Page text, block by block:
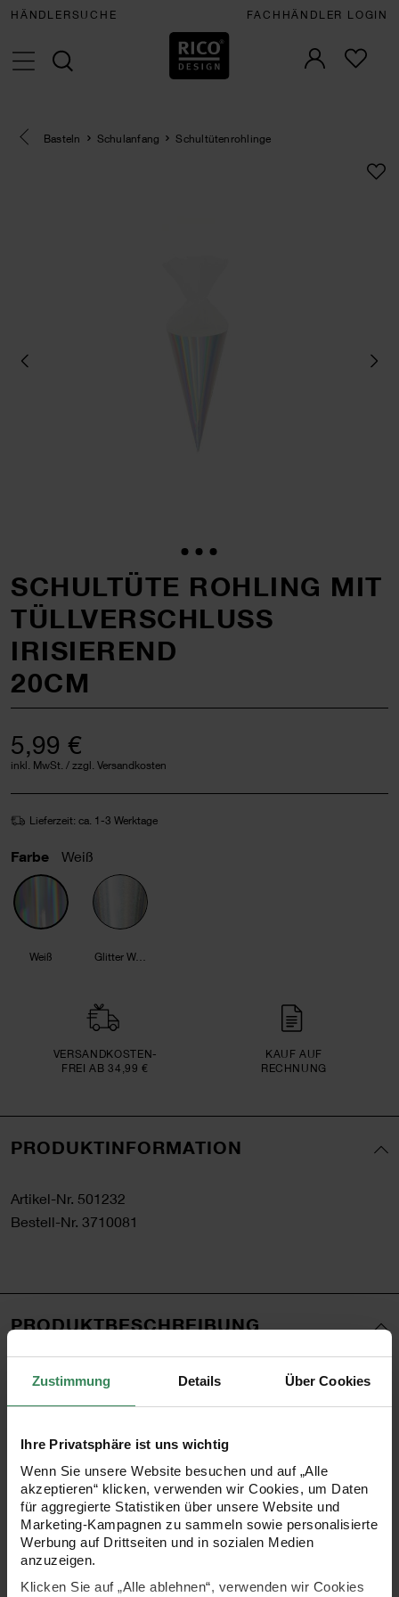
Zustimmung Details Über Cookies
Ihre Privatsphäre ist uns wichtig
Wenn Sie unsere Website besuchen und auf „Alle
akzeptieren“ klicken, verwenden wir Cookies, um Daten
für aggregierte Statistiken über unsere Website und
Marketing-Kampagnen zu sammeln sowie personalisierte
Werbung auf Drittseiten und in sozialen Medien
anzuzeigen.
Klicken Sie auf „Alle ablehnen“, verwenden wir Cookies
HÄNDLERSUCHE FACHHÄNDLER LOGIN
Eine Kategorie zurück navigieren
Basteln Schulanfang Schultütenrohlinge
SCHULTÜTE ROHLING MIT
TÜLLVERSCHLUSS
IRISIEREND
20CM
5,99 €
inkl. MwSt. / zzgl. Versandkosten
Lieferzeit: ca. 1-3 Werktage
Farbe Weiß
Weiß Glitter Weiß
VERSAND­KOSTEN­
FREI AB 34,99 €
KAUF AUF
RECHNUNG
PRODUKTINFORMATION
Artikel-Nr. 501232
Bestell-Nr. 3710081
PRODUKTBESCHREIBUNG
Dieser Schultüten-Rohling mit einer Höhe von 20 cm ist
hochwertige Basis für kreative Designs. Der Tüllverschluss
verleiht der Schultüte eine elegante Note, während der
irisierende Effekt für einen faszinierenden Schimmer sorgt.
Diese Kombination macht die Schultüte zu einem
besonderen Highlight, das sich perfekt für persönliche
Verzierungen eignet. Ob als Mini-Schultüte, dekorative